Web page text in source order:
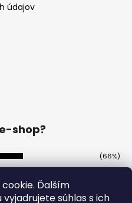
Ďalším
súhlas s ich
údajov
shop?
(66%)